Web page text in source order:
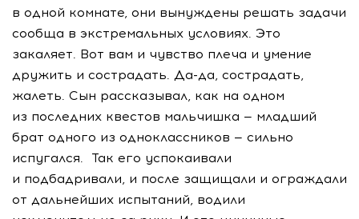
в одной комнате, они вынуждены решать задачи
сообща в экстремальных условиях. Это
закаляет. Вот вам и чувство плеча и умение
дружить и сострадать. Да-да, сострадать,
жалеть. Сын рассказывал, как на одном
из последних квестов мальчишка — младший
брат одного из одноклассников — сильно
испугался. Так его успокаивали
и подбадривали, и после защищали и ограждали
от дальнейших испытаний, водили